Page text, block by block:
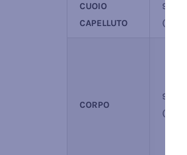
CUOIO
CAPELLUTO
9003-
CORPO
9003-